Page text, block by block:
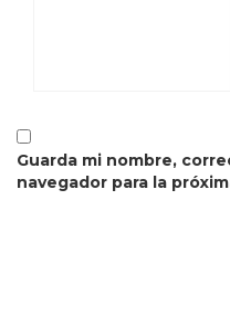
Guarda mi nombre,
navegador para la